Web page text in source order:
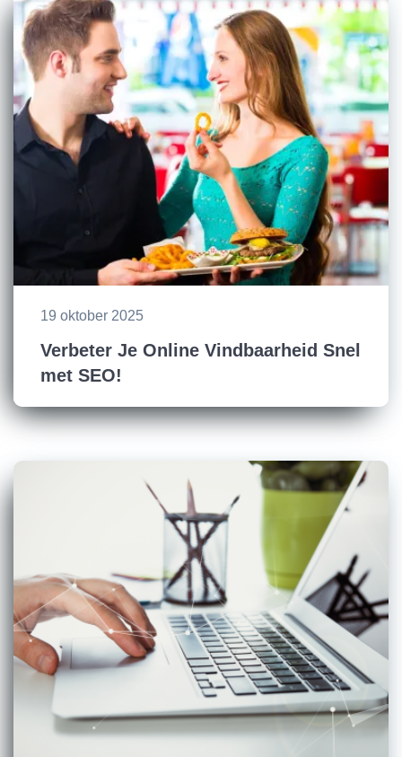
19 oktober 2025
Verbeter Je Online Vindbaarheid Snel
met SEO!